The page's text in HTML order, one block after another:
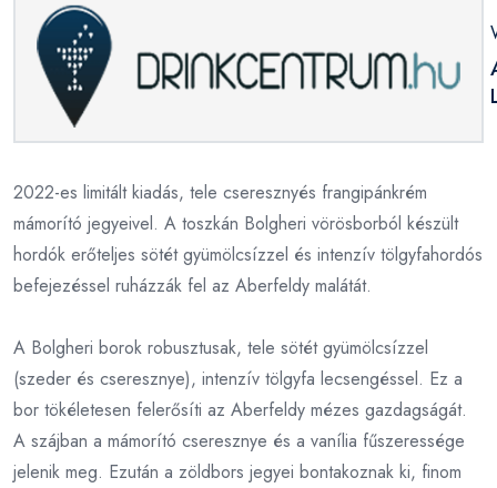
2022-es limitált kiadás, tele cseresznyés frangipánkrém
mámorító jegyeivel. A toszkán Bolgheri vörösborból készült
hordók erőteljes sötét gyümölcsízzel és intenzív tölgyfahordós
befejezéssel ruházzák fel az Aberfeldy malátát.
A Bolgheri borok robusztusak, tele sötét gyümölcsízzel
(szeder és cseresznye), intenzív tölgyfa lecsengéssel. Ez a
bor tökéletesen felerősíti az Aberfeldy mézes gazdagságát.
A szájban a mámorító cseresznye és a vanília fűszeressége
jelenik meg. Ezután a zöldbors jegyei bontakoznak ki, finom